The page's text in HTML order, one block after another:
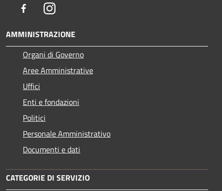
FacebookInstagram
AMMINISTRAZIONE
Organi di Governo
Aree Amministrative
Uffici
Enti e fondazioni
Politici
Personale Amministrativo
Documenti e dati
CATEGORIE DI SERVIZIO